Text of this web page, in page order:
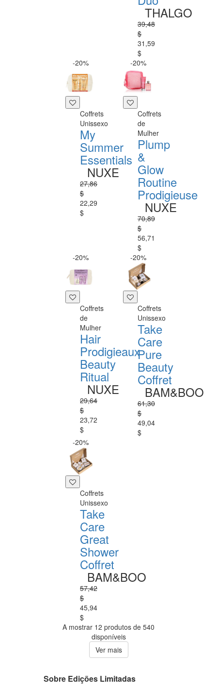
THALGO
39,48
$
31,59
$
-20%
Coffrets
Unissexo
My
Summer
Essentials
NUXE
27,86
$
22,29
$
-20%
Coffrets
de
Mulher
Plump
&
Glow
Routine
Prodigieuse
NUXE
70,89
$
56,71
$
-20%
Coffrets
de
Mulher
Hair
Prodigieaux
Beauty
Ritual
NUXE
29,64
$
23,72
$
-20%
Coffrets
Unissexo
Take
Care
Pure
Beauty
Coffret
BAM&BOO
61,30
$
49,04
$
-20%
Coffrets
Unissexo
Take
Care
Great
Shower
Coffret
BAM&BOO
57,42
$
45,94
$
A mostrar 12 produtos de 540
disponíveis
Ver mais
Sobre Edições Limitadas